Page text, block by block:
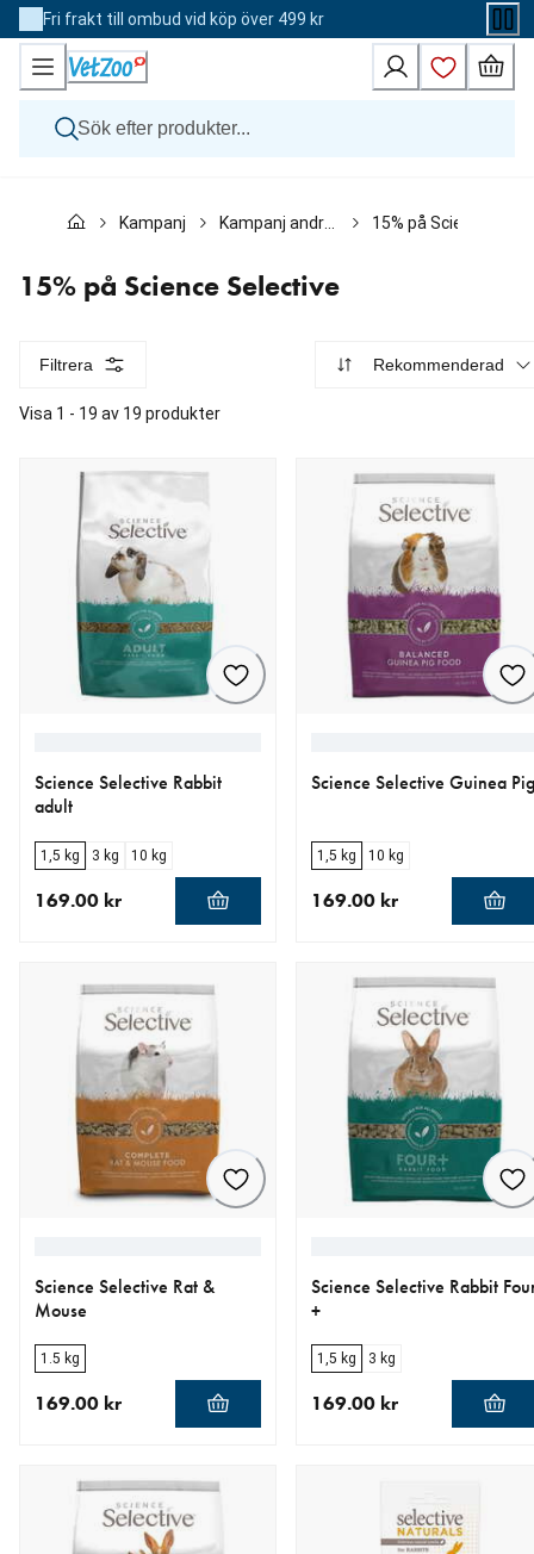
Skip
to
Content
Fri frakt till ombud vid köp över 499 kr
Katt
Veterinärfoder
Varumärken
Kampanj 15% på Science
15% på Science Selective
Filtrera Rekommenderad
Visa 1 - 19 av 19 produkter
Science Selective Rabbit
adult
1,5 kg 3 kg 10 kg
169.00 kr
Science Selective Guinea Pig
1,5 kg 10 kg
169.00 kr
Science Selective Rat &
Mouse
1.5 kg
169.00 kr
Science Selective Rabbit
+
1,5 kg 3 kg
169.00 kr